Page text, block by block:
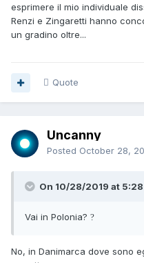
esprimere il mio individuale
Renzi e Zingaretti hanno
un gradino oltre...
Quote
Uncanny
Posted October 28,
On 10/28/2019 at
Vai in Polonia? ?
No, in Danimarca dove sono